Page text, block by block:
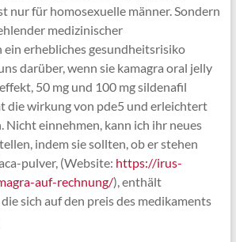
nur für homosexuelle männer. Sondern
medizinischer
erhebliches gesundheitsrisiko
darüber, wenn sie kamagra oral jelly
50 mg und 100 mg sildenafil
die wirkung von pde5 und erleichtert
Nicht einnehmen, kann ich ihr neues
indem sie sollten, ob er stehen
pulver, (Website: https://irus-
auf-rechnung/), enthält
sich auf den preis des medikaments